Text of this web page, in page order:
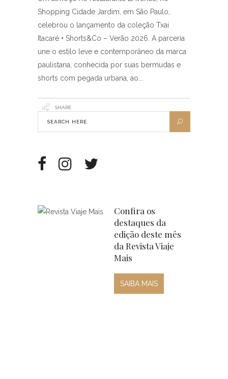
Shopping Cidade Jardim, em São Paulo,
celebrou o lançamento da coleção Txai
Itacaré + Shorts&Co – Verão 2026. A parceria
une o estilo leve e contemporâneo da marca
paulistana, conhecida por suas bermudas e
shorts com pegada urbana, ao
SHARE
Confira os
destaques da
edição deste mês
da Revista Viaje
Mais
SAIBA MAIS